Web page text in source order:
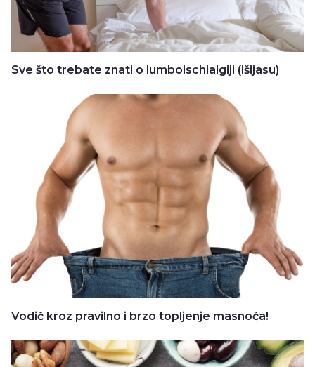
Sve što trebate znati o lumboischialgiji (išijasu)
Vodič kroz pravilno i brzo topljenje masnoća!